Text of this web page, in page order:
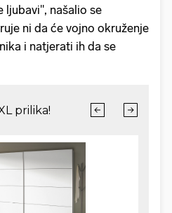
ljubavi", našalio se
ni da će vojno okruženje
i natjerati ih da se